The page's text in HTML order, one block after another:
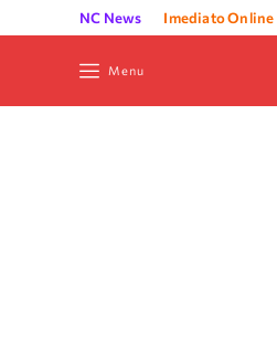
NC News Imediato Online
Menu